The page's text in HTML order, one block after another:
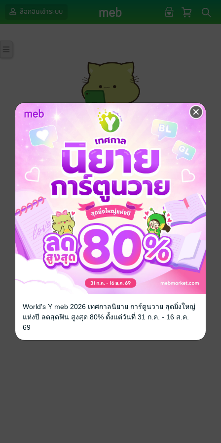
ล็อกอินเข้าระบบ
กรุณาเข้าสู่ระบบก่อนดำเนินรายการด้วยค่ะ
ล็อกอินเข้าระบบ
World's Y meb 2026 เทศกาลนิยาย การ์ตูนวาย สุดยิ่งใหญ่
แห่งปี ลดสุดฟิน สูงสุด 80% ตั้งแต่วันที่ 31 ก.ค. - 16 ส.ค.
69